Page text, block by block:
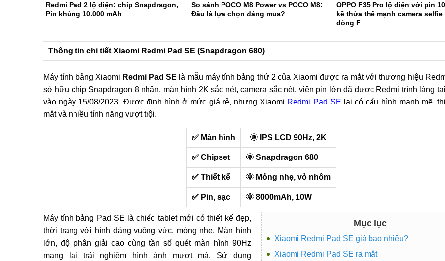
Redmi Pad 2 lộ diện: chip Snapdragon,
Pin khủng 10.000 mAh
So sánh POCO M8 Power vs POCO M8:
Đâu là lựa chọn đáng mua?
OPPO F35 Pro lộ diện với pin
kế thừa thế mạnh camera selfie
dòng F
Thông tin chi tiết Xiaomi Redmi Pad SE (Snapdragon 680)
Máy tính bảng Xiaomi Redmi Pad SE là mẫu máy tính bảng thứ 2 của Xiaomi được ra mắt với thương hiệu
sở hữu chip Snapdragon 8 nhân, màn hình 2K sắc nét, camera sắc nét, viên pin lớn đã được Redmi trình làng
vào ngày 15/08/2023. Được định hình ở mức giá rẻ, nhưng Xiaomi Redmi Pad SE lại có cấu hình mạnh mẽ,
mắt và nhiều tính năng vượt trội.
✅ Màn hình 🌞 IPS LCD 90Hz, 2K
✅ Chipset 🌞 Snapdragon 680
✅ Thiết kế 🌞 Mỏng nhẹ, vỏ nhôm
✅ Pin, sạc 🌞 8000mAh, 10W
Mục lục
Xiaomi Redmi Pad SE giá bao nhiêu?
Xiaomi Redmi Pad SE ra mắt
Máy tính bảng Pad SE là chiếc tablet mới có thiết kế đẹp,
thời trang với hình dáng vuông vức, mỏng nhẹ. Màn hình
lớn, độ phân giải cao cùng tần số quét màn hình 90Hz
mang lại trải nghiệm hình ảnh mượt mà. Sử dụng